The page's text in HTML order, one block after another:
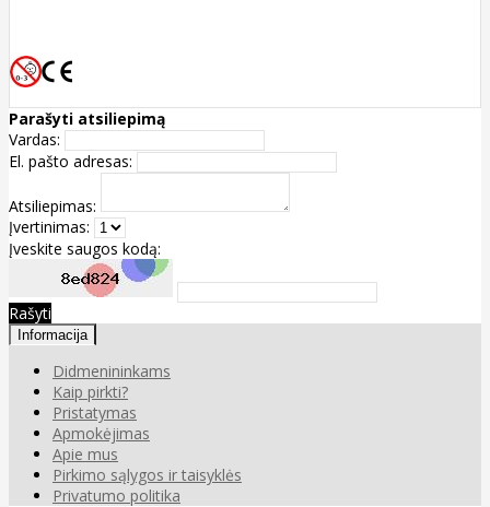
Parašyti atsiliepimą
Vardas:
El. pašto adresas:
Atsiliepimas:
Įvertinimas:
Įveskite saugos kodą:
Rašyti
Informacija
Didmenininkams
Kaip pirkti?
Pristatymas
Apmokėjimas
Apie mus
Pirkimo sąlygos ir taisyklės
Privatumo politika